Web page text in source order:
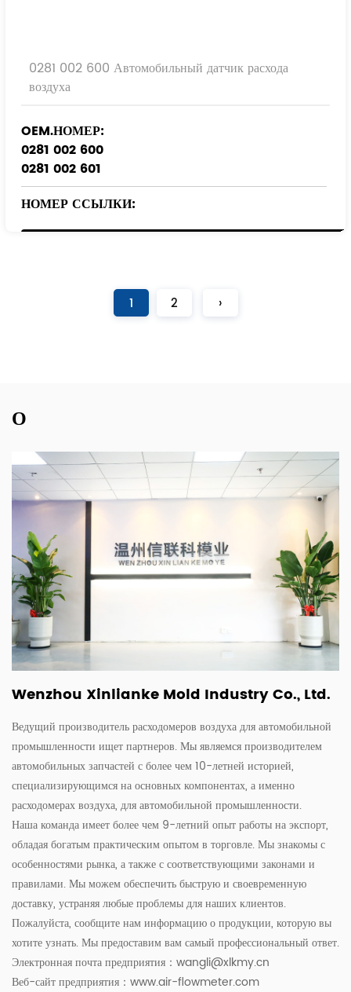
0281 002 600 Автомобильный датчик расхода
воздуха
OEM.НОМЕР:
0281 002 600
0281 002 601
НОМЕР ССЫЛКИ:
1 2 ›
О
Wenzhou Xinlianke Mold Industry Co., Ltd.
Ведущий производитель расходомеров воздуха для автомобильной
промышленности ищет партнеров. Мы являемся производителем
автомобильных запчастей с более чем 10-летней историей,
специализирующимся на основных компонентах, а именно
расходомерах воздуха, для автомобильной промышленности.
Наша команда имеет более чем 9-летний опыт работы на экспорт,
обладая богатым практическим опытом в торговле. Мы знакомы с
особенностями рынка, а также с соответствующими законами и
правилами. Мы можем обеспечить быструю и своевременную
доставку, устраняя любые проблемы для наших клиентов.
Пожалуйста, сообщите нам информацию о продукции, которую вы
хотите узнать. Мы предоставим вам самый профессиональный ответ.
Электронная почта предприятия： wangli@xlkmy.cn
Веб-сайт предприятия：www.air-flowmeter.com